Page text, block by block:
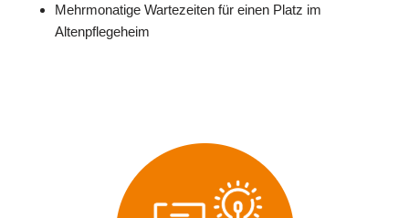
Mehrmonatige Wartezeiten für einen Platz im
Altenpflegeheim